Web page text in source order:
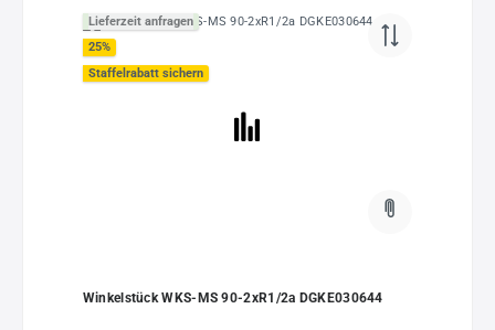
Lieferzeit anfragen
25%
Staffelrabatt sichern
Winkelstück WKS-MS 90-2xR1/2a DGKE030644